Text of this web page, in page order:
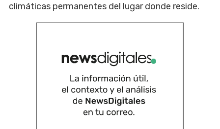
climáticas permanentes del lugar donde reside.